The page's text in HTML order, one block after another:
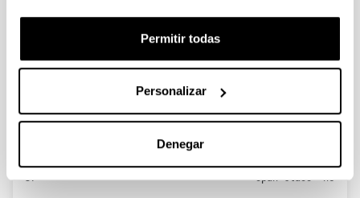
Permitir todas
Personalizar
Denegar
			-->
33
			<small>
				<#-- ESTADO, SITUACION-->
35
<#if
37
<span